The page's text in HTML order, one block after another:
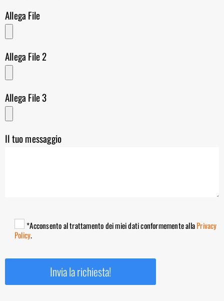
Allega File
Allega File 2
Allega File 3
Il tuo messaggio
*Acconsento al trattamento dei miei dati conformemente allaPrivacy
Policy.